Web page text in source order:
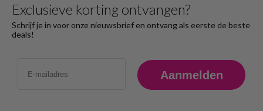
Exclusieve korting ontvangen?
Schrijf je in voor onze nieuwsbrief en ontvang als eerste de beste
deals!
Aanmelden